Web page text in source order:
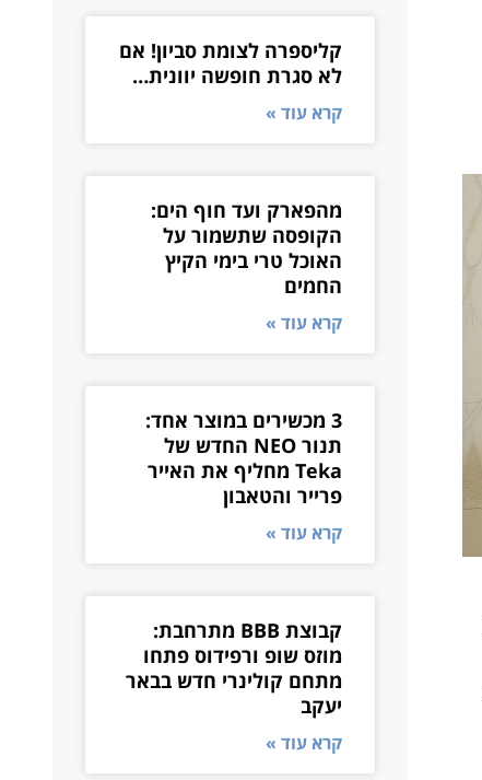
קליספרה לצומת סביון! אם
לא סגרת חופשה יוונית…
קרא עוד »
מהפארק ועד חוף הים:
הקופסה שתשמור על
האוכל טרי בימי הקיץ
החמים
קרא עוד »
3 מכשירים במוצר אחד:
תנור NEO החדש של
Teka מחליף את האייר
פרייר והטאבון
קרא עוד »
קבוצת BBB מתרחבת:
מוזס שופ ורפידוס פתחו
מתחם קולינרי חדש בבאר
יעקב
קרא עוד »